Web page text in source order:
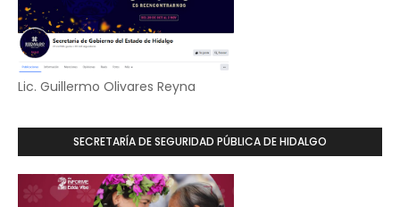
Lic. Guillermo Olivares Reyna
SECRETARÍA DE SEGURIDAD PÚBLICA DE HIDALGO